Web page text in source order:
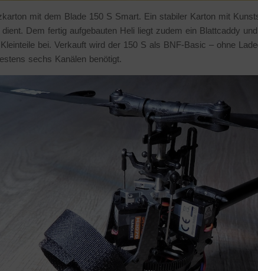
mit dem Blade 150 S Smart. Ein stabiler Karton mit
Dem fertig aufgebauten Heli liegt zudem ein Blattcaddy
bei. Verkauft wird der 150 S als BNF-Basic – ohne
sechs Kanälen benötigt.